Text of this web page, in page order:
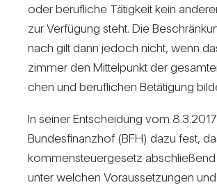
oder beruf­liche Tätig­keit kein
zur Ver­fü­gung steht. Die
nach gilt dann jedoch nicht, wenn
zimmer den Mit­tel­punkt der
chen und beruf­li­chen Betä­ti­gung
In seiner Ent­schei­dung vom
Bun­des­fi­nanzhof (BFH) dazu fest,
kom­men­steu­er­ge­setz
unter wel­chen Vor­aus­set­zungen